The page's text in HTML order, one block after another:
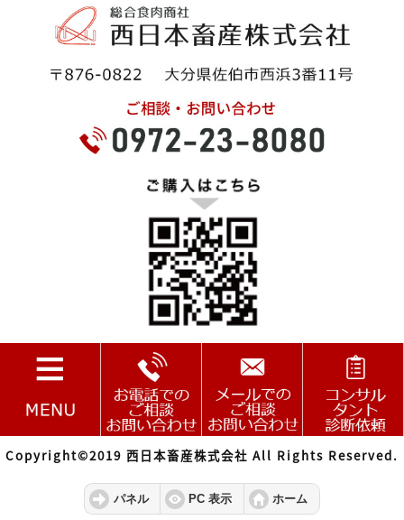
Copyright©2019 西日本畜産株式会社 All Rights Reserved.
パネル PC 表示 ホーム